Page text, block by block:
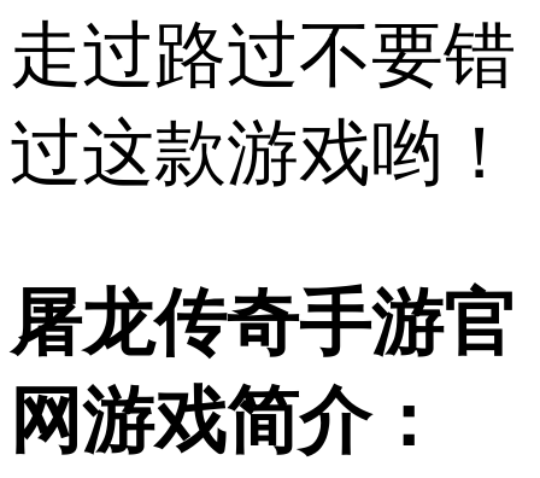
走过路过不要错
过这款游戏哟！
屠龙传奇手游官
网游戏简介：